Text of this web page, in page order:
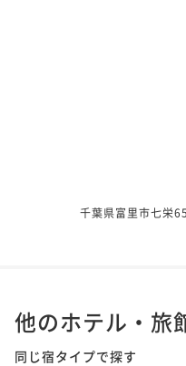
千葉県富里市七栄
他のホテル・旅
同じ宿タイプで探す